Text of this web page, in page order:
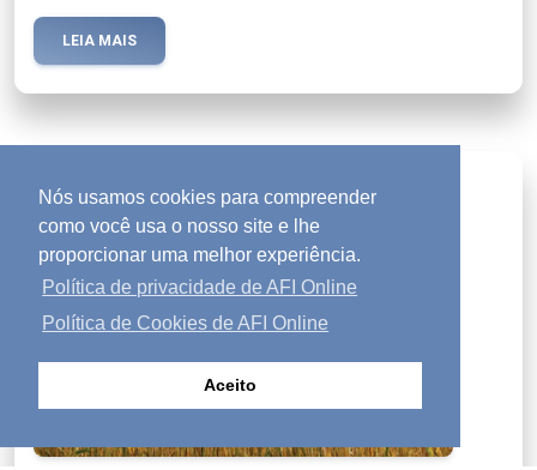
Nós usamos cookies para compreender
como você usa o nosso site e lhe
proporcionar uma melhor experiência.
Política de privacidade de AFI Online
Política de Cookies de AFI Online
Aceito
LEIA MAIS
mailRevista Contato